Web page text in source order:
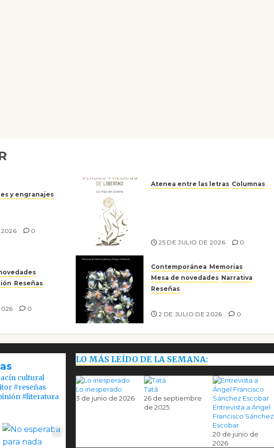
y engranajes
2026 0
Atenea entre las letras Columnas
25 DE JULIO DE 2026 0
Reseñas
0
Contemporánea Memorias
Mesa de novedades Narrativa
Reseñas
2 DE JULIO DE 2026 0
cultural
#reseñas
#literatura
LO MÁS LEÍDO DE LA SEMANA:
Lo inesperado
3 de junio de 2026
Tatá
26 de septiembre
de 2025
Entrevista a Ángel
Francisco Sánchez
Escobar
20 de junio de
2026